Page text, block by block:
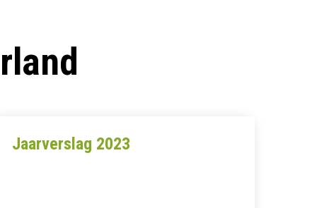
Jaarverslag 2023